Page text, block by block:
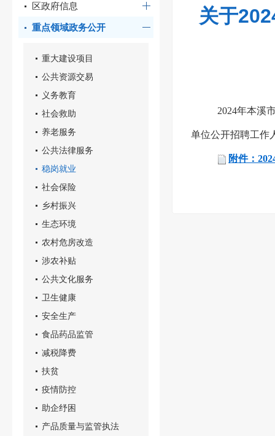
区政府信息
重点领域政务公开
重大建设项目
公共资源交易
义务教育
社会救助
养老服务
公共法律服务
稳岗就业
社会保险
乡村振兴
生态环境
农村危房改造
涉农补贴
公共文化服务
卫生健康
安全生产
食品药品监管
减税降费
扶贫
疫情防控
助企纾困
产品质量与监管执法
关于
2024年本溪
单位公开招聘工作
附件：